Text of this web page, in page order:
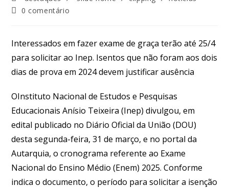
0 comentário
Interessados em fazer exame de graça terão até 25/4
para solicitar ao Inep. Isentos que não foram aos dois
dias de prova em 2024 devem justificar ausência
OInstituto Nacional de Estudos e Pesquisas
Educacionais Anísio Teixeira (Inep) divulgou, em
edital publicado no Diário Oficial da União (DOU)
desta segunda-feira, 31 de março, e no portal da
Autarquia, o cronograma referente ao Exame
Nacional do Ensino Médio (Enem) 2025. Conforme
indica o documento, o período para solicitar a isenção